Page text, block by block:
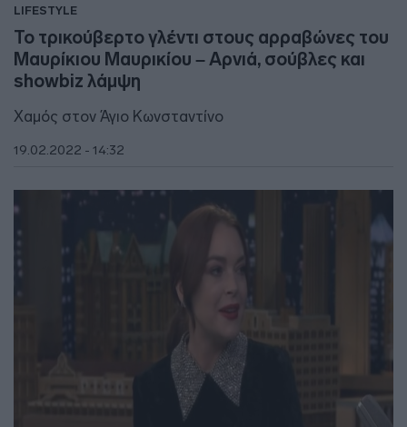
LIFESTYLE
Το τρικούβερτο γλέντι στους αρραβώνες του
Μαυρίκιου Μαυρικίου – Αρνιά, σούβλες και
showbiz λάμψη
Χαμός στον Άγιο Κωνσταντίνο
19.02.2022 - 14:32